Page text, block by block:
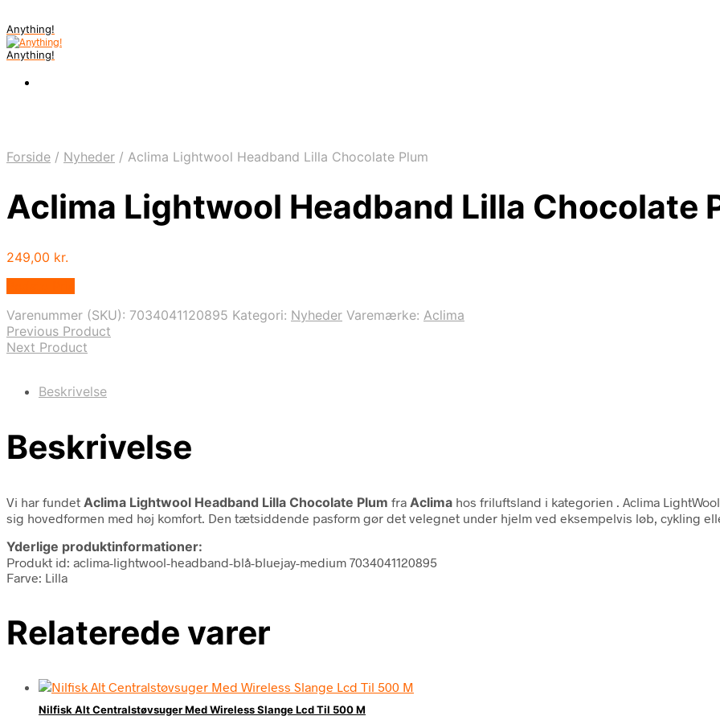
Anything!
Anything!
Forside / Nyheder / Aclima Lightwool Headband Lilla Chocolate Plum
Aclima Lightwool Headband Lilla Chocolate
249,00 kr.
Varenummer (SKU): 7034041120895 Kategori: Nyheder Varemærke: Aclima
Previous Product
Next Product
Beskrivelse
Beskrivelse
Vi har fundet Aclima Lightwool Headband Lilla Chocolate Plum fra Aclima hos friluftsland i kategorien
. Aclima
sig hovedformen med høj komfort. Den tætsiddende pasform gør det velegnet under hjelm ved eksempelvis løb, cykling
Yderlige produktinformationer:
Produkt id: aclima-lightwool-headband-blå-bluejay-medium 7034041120895
Farve: Lilla
Relaterede varer
Nilfisk Alt Centralstøvsuger Med Wireless Slange Lcd Til 500 M